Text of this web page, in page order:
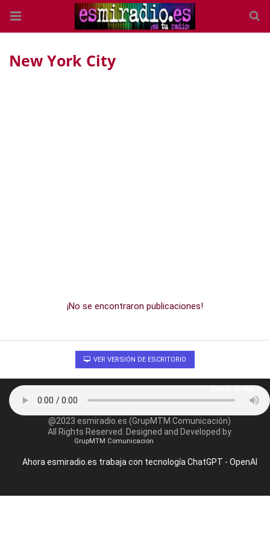
New York City
¡No se encontraron publicaciones!
VER VERSIÓN DE ESCRITORIO
@2023 esmiradio.es (GrupMTM Comunicación)
All Rights Reserved. Designed and Developed by
GrupMTM Comunicación
Ahora esmiradio.es trabaja con tecnología ChatGPT - OpenAI